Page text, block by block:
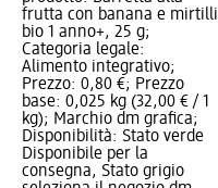
frutta con banana e mirtilli
bio 1 anno+, 25 g;
Categoria legale:
Alimento integrativo;
Prezzo: 0,80 €; Prezzo
base: 0,025 kg (32,00 € / 1
kg); Marchio dm grafica;
Disponibilità: Stato verde
Disponibile per la
consegna, Stato grigio